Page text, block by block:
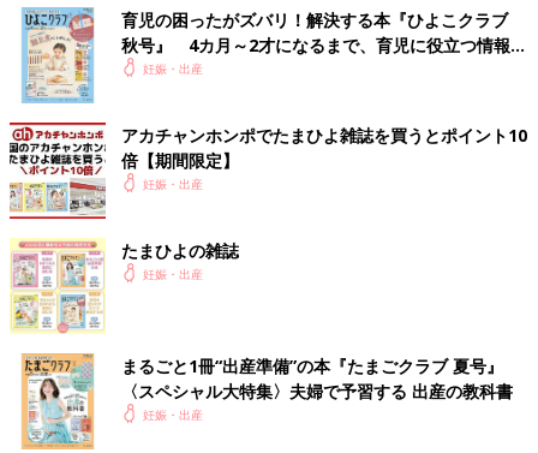
育児の困ったがズバリ！解決する本『ひよこクラブ
秋号』 4カ月～2才になるまで、育児に役立つ情報が
いっぱい！
妊娠・出産
アカチャンホンポでたまひよ雑誌を買うとポイント10
倍【期間限定】
妊娠・出産
たまひよの雑誌
妊娠・出産
まるごと1冊“出産準備”の本『たまごクラブ 夏号』
〈スペシャル大特集〉夫婦で予習する 出産の教科書
妊娠・出産